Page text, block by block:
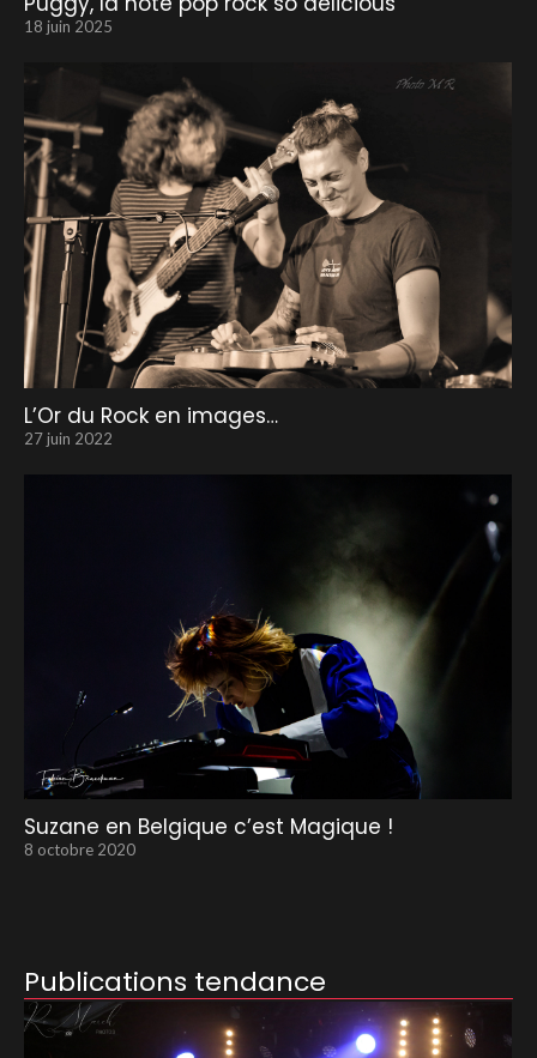
18 juin 2025
L’Or du Rock en images…
27 juin 2022
Suzane en Belgique c’est Magique !
8 octobre 2020
Publications tendance